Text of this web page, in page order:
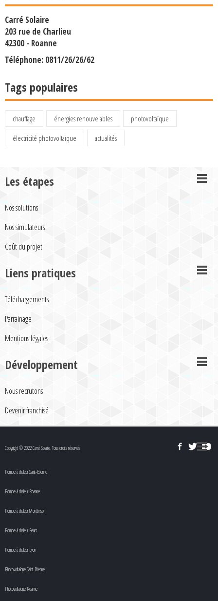
Carré Solaire
203 rue de Charlieu
42300 - Roanne
Téléphone: 0811/26/26/62
Tags populaires
chauffage énergies renouvelables
photovoltaïque
électricité photovoltaïque
actualités
Les étapes
Nos solutions
Nos simulateurs
Coût du projet
Liens pratiques
Téléchargements
Parrainage
Mentions légales
Développement
Nous recrutons
Devenir franchisé
Copyright © 2022 Carré Solaire. Tous droits réservés.
Pompe à chaleur Saint-Etienne
Pompe à chaleur Roanne
Pompe à chaleur Montbrison
Pompe à chaleur Feurs
Pompe à chaleur Lyon
Photovoltaïque Saint-Etienne
Photovoltaïque Roanne